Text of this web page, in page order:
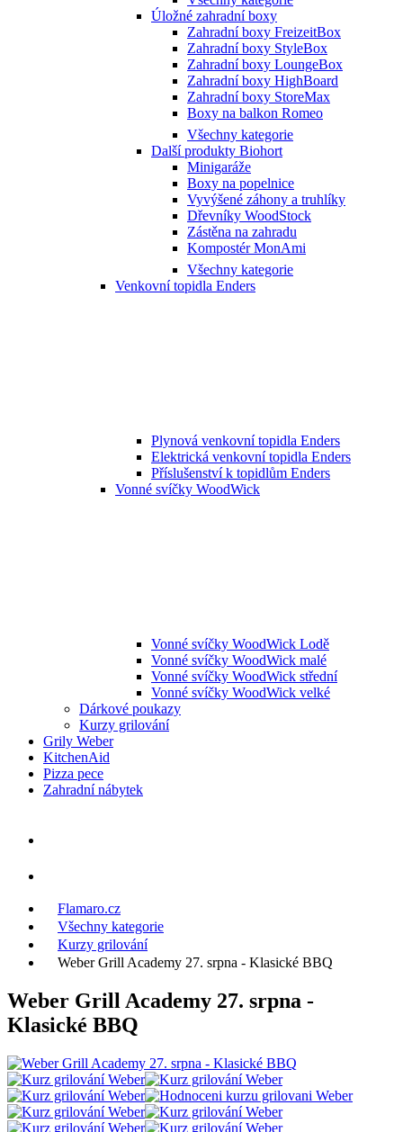
Úložné zahradní boxy
Zahradní boxy FreizeitBox
Zahradní boxy StyleBox
Zahradní boxy LoungeBox
Zahradní boxy HighBoard
Zahradní boxy StoreMax
Boxy na balkon Romeo
Všechny kategorie
Další produkty Biohort
Minigaráže
Boxy na popelnice
Vyvýšené záhony a truhlíky
Dřevníky WoodStock
Zástěna na zahradu
Kompostér MonAmi
Všechny kategorie
Venkovní topidla Enders
Plynová venkovní topidla Enders
Elektrická venkovní topidla Enders
Příslušenství k topidlům Enders
Vonné svíčky WoodWick
Vonné svíčky WoodWick Lodě
Vonné svíčky WoodWick malé
Vonné svíčky WoodWick střední
Vonné svíčky WoodWick velké
Dárkové poukazy
Kurzy grilování
Grily Weber
KitchenAid
Pizza pece
Zahradní nábytek
Flamaro.cz
Všechny kategorie
Kurzy grilování
Weber Grill Academy 27. srpna - Klasické BBQ
Weber Grill Academy 27. srpna -
Klasické BBQ